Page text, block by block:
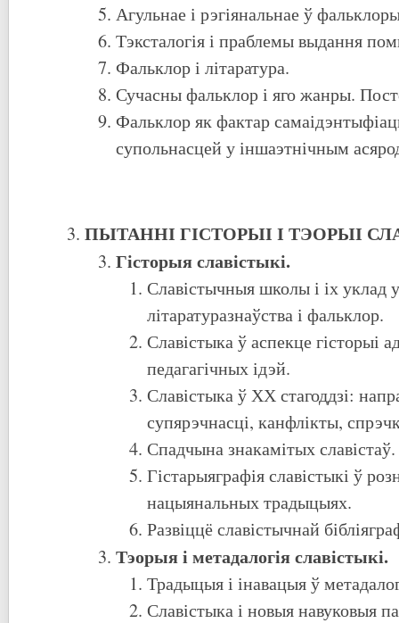
Агульнае і рэгіянальнае ў
Тэксталогія і праблемы выдання
Фальклор і літаратура.
Сучасны фальклор і яго жанры.
Фальклор як фактар
супольнасцей у іншаэтнічным
ПЫТАННІ ГІСТОРЫІ І ТЭОРЫІ
Гісторыя славістыкі.
Славістычныя школы і іх уклад
літаратуразнаўства і фальклор.
Славістыка ў аспекце гісторыі
педагагічных ідэй.
Славістыка ў ХХ стагоддзі:
супярэчнасці, канфлікты,
Спадчына знакамітых славістаў.
Гістарыяграфія славістыкі ў
нацыянальных традыцыях.
Развіццё славістычнай
Тэорыя і метадалогія славістыкі.
Традыцыя і інавацыя ў
Славістыка і новыя навуковыя